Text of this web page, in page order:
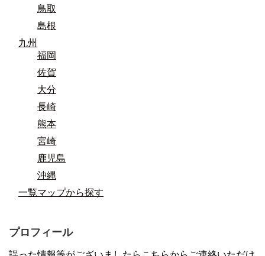
鳥取
島根
九州
福岡
佐賀
大分
長崎
熊本
宮崎
鹿児島
沖縄
一覧マップから探す
プロフィール